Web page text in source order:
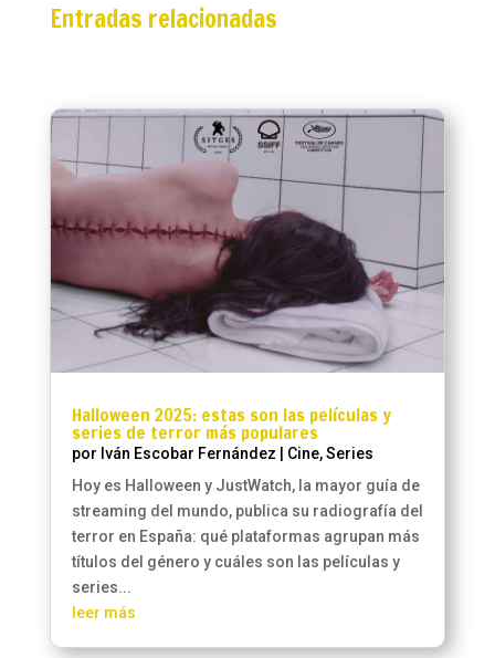
Entradas relacionadas
Halloween 2025: estas son las películas y
series de terror más populares
por Iván Escobar Fernández Cine,Series
Hoy es Halloween y JustWatch, la mayor guía de
streaming del mundo, publica su radiografía del
terror en España: qué plataformas agrupan más
títulos del género y cuáles son las películas y
series...
leer más